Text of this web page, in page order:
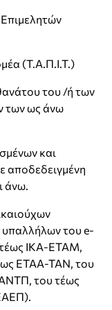
(Τ.Α.Π.Ι.Τ.)
του /ή των
των ως άνω
και
αποδεδειγμένη
άνω.
του e-
ΙΚΑ-ΕΤΑΜ,
ΕΤΑΑ-ΤΑΝ, του
του τέως